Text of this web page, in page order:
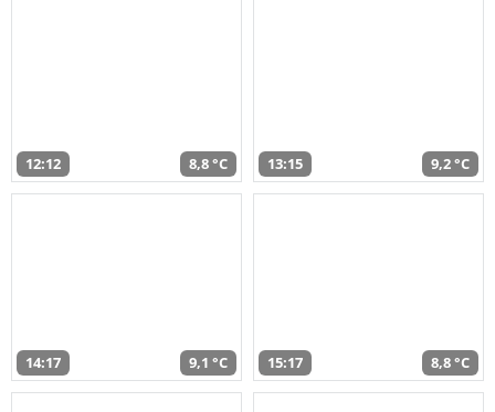
12:12 8,8 °C 13:15 9,2 °C
14:17 9,1 °C 15:17 8,8 °C